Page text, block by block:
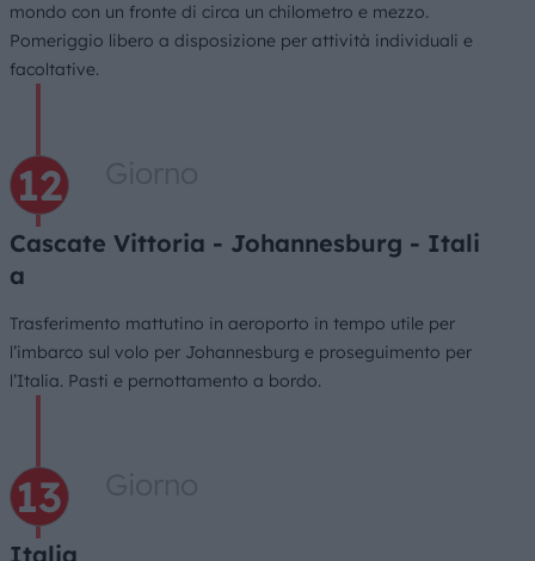
mondo con un fronte di circa un chilometro e mezzo.
Pomeriggio libero a disposizione per attività individuali e
facoltative.
Cascate Vittoria - Johannesburg - Itali
a
Trasferimento mattutino in aeroporto in tempo utile per
l’imbarco sul volo per Johannesburg e proseguimento per
l’Italia. Pasti e pernottamento a bordo.
Italia